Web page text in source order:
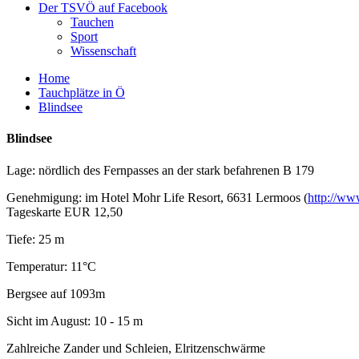
Der TSVÖ auf Facebook
Tauchen
Sport
Wissenschaft
Home
Tauchplätze in Ö
Blindsee
Blindsee
Lage: nördlich des Fernpasses an der stark befahrenen B 179
Genehmigung: im Hotel Mohr Life Resort, 6631 Lermoos (http://
Tageskarte EUR 12,50
Tiefe: 25 m
Temperatur: 11°C
Bergsee auf 1093m
Sicht im August: 10 - 15 m
Zahlreiche Zander und Schleien, Elritzenschwärme